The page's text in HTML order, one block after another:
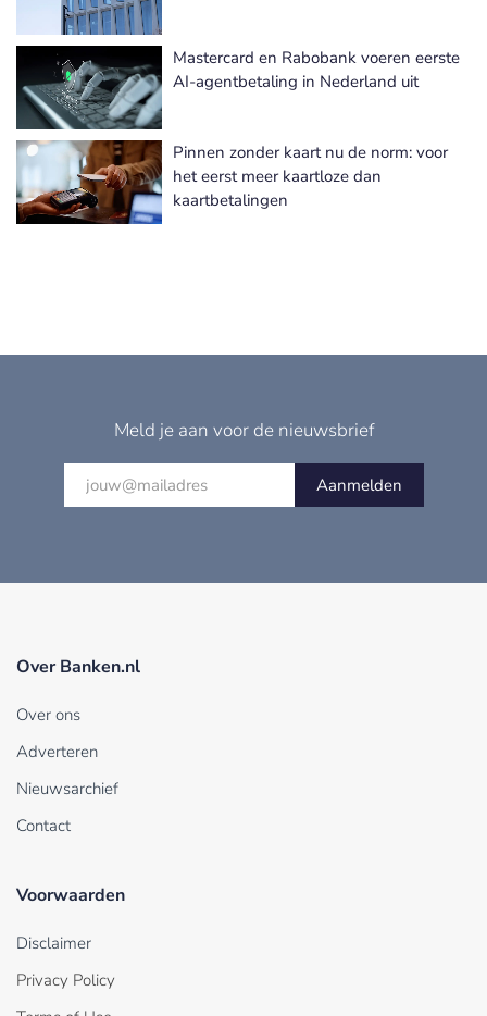
Mastercard en Rabobank voeren eerste
AI-agentbetaling in Nederland uit
Pinnen zonder kaart nu de norm: voor
het eerst meer kaartloze dan
kaartbetalingen
Meld je aan voor de nieuwsbrief
Aanmelden
Over Banken.nl
Over ons
Adverteren
Nieuwsarchief
Contact
Voorwaarden
Disclaimer
Privacy Policy